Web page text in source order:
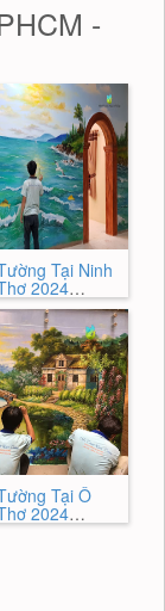
-
Tại Ninh
2024
Tại Ô
2024
Nhất